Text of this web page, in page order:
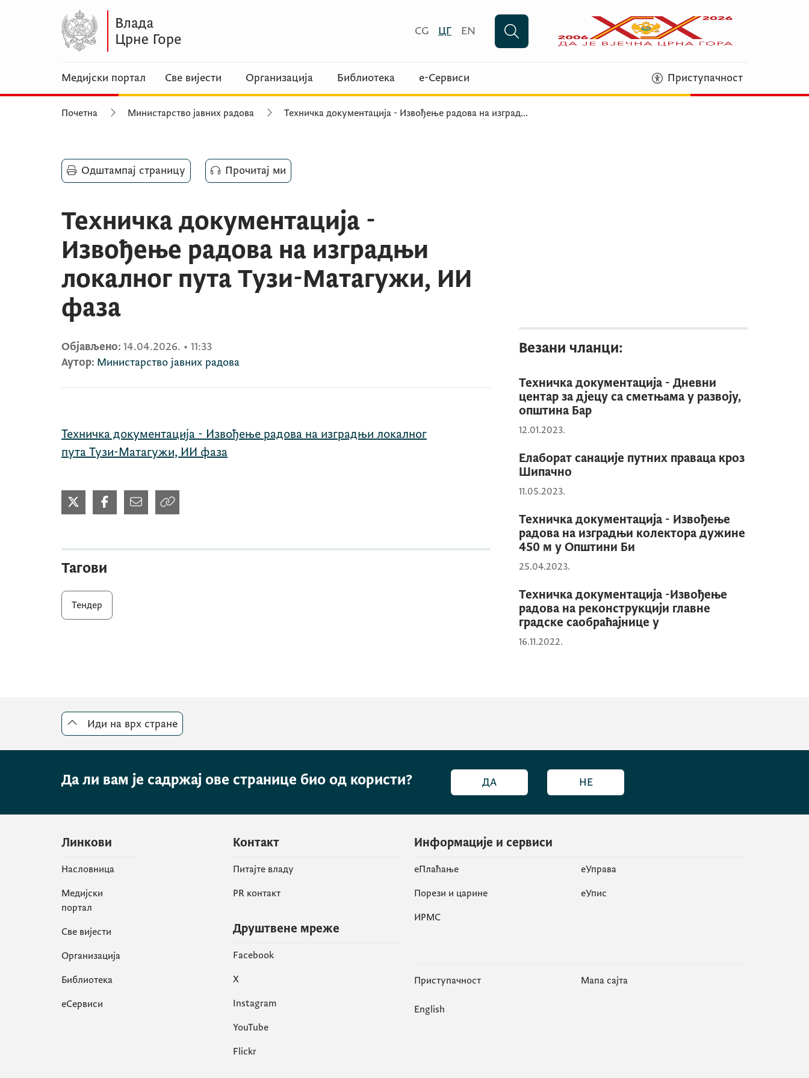
CG ЦГ EN
Медијски портал Све вијести Организација Библиотека е-Сервиси Приступачност
Почетна Министарство јавних радова Техничка документација - Извођење радова на изград...
Одштампај страницу Прочитај ми
Техничка документација -
Извођење радова на изградњи
локалног пута Тузи-Матагужи, ИИ
фаза
Објављено: 14.04.2026. • 11:33
Аутор: Министарство јавних радова
Техничка документација - Извођење радова на изградњи локалног
пута Тузи-Матагужи, ИИ фаза
Тагови
Тендер
Везани чланци:
Техничка документација - Дневни
центар за дјецу са сметњама у развоју,
општина Бар
12.01.2023.
Елаборат санације путних праваца кроз
Шипачно
11.05.2023.
Техничка документација - Извођење
радова на изградњи колектора дужине
450 м у Општини Би
25.04.2023.
Техничка документација -Извођење
радова на реконструкцији главне
градске саобраћајнице у
16.11.2022.
Иди на врх стране
Да ли вам је садржај ове странице био од користи? ДА НЕ
Линкови
Насловница
Медијски
портал
Све вијести
Организација
Библиотека
еСервиси
Контакт
Питајте владу
PR контакт
Друштвене мреже
Facebook
X
Instagram
YouTube
Flickr
Информације и сервиси
eПлаћање
еУправа
Порези и царине
eУпис
ИРМС
Приступачност Мапа сајта
English